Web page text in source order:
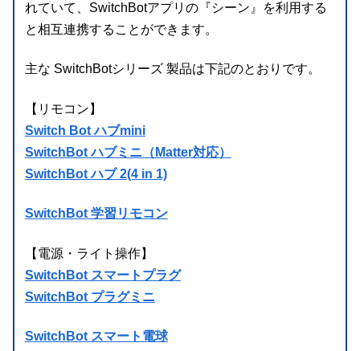
れていて、SwitchBotアプリの『シーン』を利用する
と相互連携することができます。
主な SwitchBotシリーズ 製品は下記のとおりです。
【リモコン】
Switch Bot ハブmini
SwitchBot ハブミニ（Matter対応）
SwitchBot ハブ 2(4 in 1)
SwitchBot 学習リモコン
【電源・ライト操作】
SwitchBot スマートプラグ
SwitchBot プラグミニ
SwitchBot スマート電球